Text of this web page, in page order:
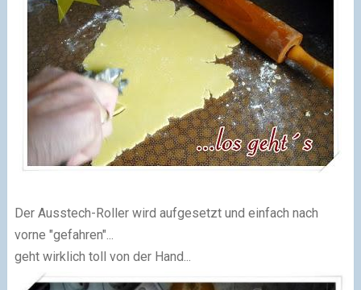
Der Ausstech-Roller wird aufgesetzt und einfach nach
vorne "gefahren"...
geht wirklich toll von der Hand...